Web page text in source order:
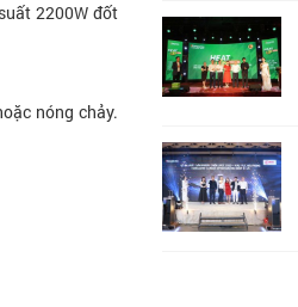
2200W đốt
nóng chảy.